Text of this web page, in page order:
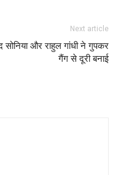
Next article
सोनिया और राहुल गांधी ने गुपकर
गैंग से दूरी बनाई